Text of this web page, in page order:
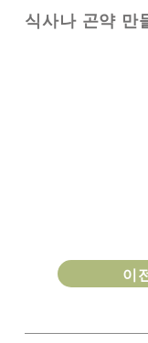
식사나 곤약 만
이